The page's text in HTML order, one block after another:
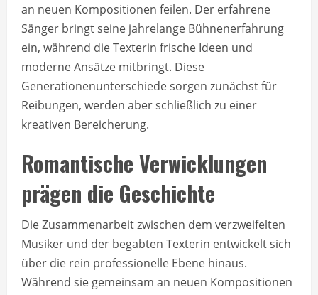
an neuen Kompositionen feilen. Der erfahrene
Sänger bringt seine jahrelange Bühnenerfahrung
ein, während die Texterin frische Ideen und
moderne Ansätze mitbringt. Diese
Generationenunterschiede sorgen zunächst für
Reibungen, werden aber schließlich zu einer
kreativen Bereicherung.
Romantische Verwicklungen
prägen die Geschichte
Die Zusammenarbeit zwischen dem verzweifelten
Musiker und der begabten Texterin entwickelt sich
über die rein professionelle Ebene hinaus.
Während sie gemeinsam an neuen Kompositionen